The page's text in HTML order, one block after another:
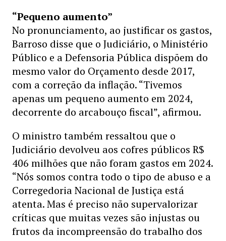
“Pequeno aumento”
No pronunciamento, ao justificar os gastos,
Barroso disse que o Judiciário, o Ministério
Público e a Defensoria Pública dispõem do
mesmo valor do Orçamento desde 2017,
com a correção da inflação. “Tivemos
apenas um pequeno aumento em 2024,
decorrente do arcabouço fiscal”, afirmou.
O ministro também ressaltou que o
Judiciário devolveu aos cofres públicos R$
406 milhões que não foram gastos em 2024.
“Nós somos contra todo o tipo de abuso e a
Corregedoria Nacional de Justiça está
atenta. Mas é preciso não supervalorizar
críticas que muitas vezes são injustas ou
frutos da incompreensão do trabalho dos